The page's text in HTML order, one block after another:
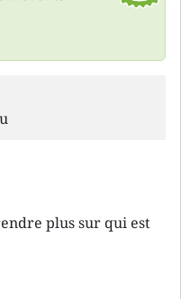
plus sur qui est